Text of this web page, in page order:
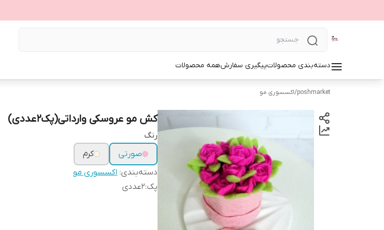
دسته‌بندی محصولاتپیگیری سفارشهمه محصولات
poshmarket
/اکسسوری مو
کش مو عروسکی وارداتی(پک۲عددی)
رنگ
صورتی
کرم
دسته‌بندی: اکسسوری مو
پک:۲عددی